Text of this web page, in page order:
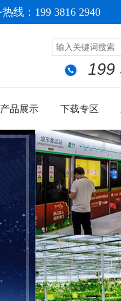
线：199 3816 2940
199
产品展示 下载专区